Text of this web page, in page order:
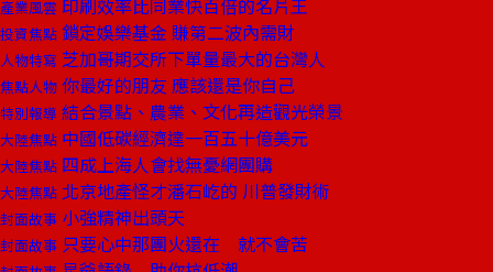
產業風雲 印刷效率比同業快百倍的名片王
投資焦點 鎖定娛樂基金 賺第二波內需財
人物特寫 芝加哥期交所下單量最大的台灣人
焦點人物 你最好的朋友 應該還是你自己
特別報導 結合景點、農業、文化再造觀光榮景
大陸焦點 中國低碳經濟達一百五十億美元
大陸焦點 四成上海人會找無憂網團購
大陸焦點 北京地產怪才潘石屹的 川普發財術
封面故事 小強精神出頭天
封面故事 只要心中那團火還在 就不會苦